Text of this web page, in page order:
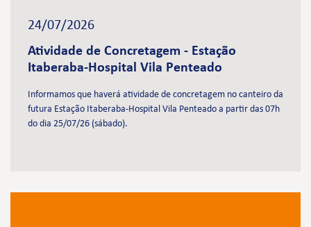
24/07/2026
Atividade de Concretagem - Estação
Itaberaba-Hospital Vila Penteado
Informamos que haverá atividade de concretagem no canteiro da
futura Estação Itaberaba-Hospital Vila Penteado a partir das 07h
do dia 25/07/26 (sábado).